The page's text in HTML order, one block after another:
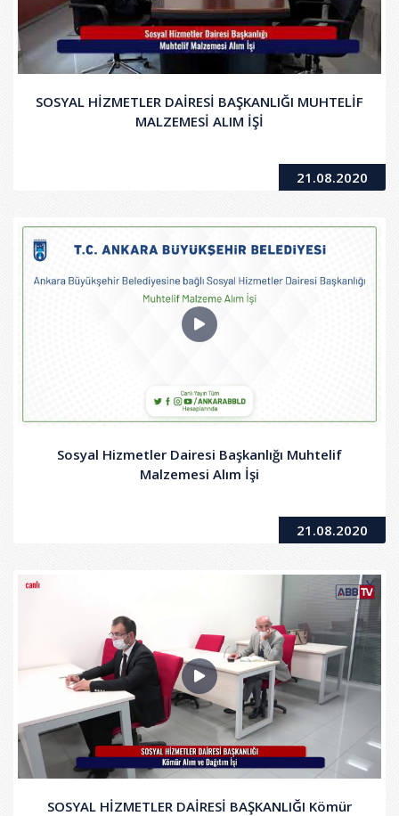
SOSYAL HİZMETLER DAİRESİ BAŞKANLIĞI MUHTELİF
MALZEMESİ ALIM İŞİ
21.08.2020
Sosyal Hizmetler Dairesi Başkanlığı Muhtelif
Malzemesi Alım İşi
21.08.2020
SOSYAL HİZMETLER DAİRESİ BAŞKANLIĞI Kömür